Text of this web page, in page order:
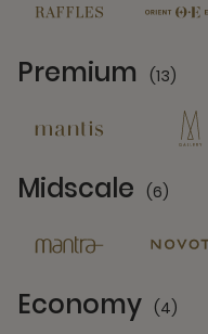
Premium (13)
Midscale (6)
Economy (4)